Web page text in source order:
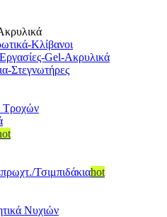
Κλίβανοι
Εργασίες-Gel-Ακρυλικά
Στεγνωτήρες
Τροχών
Τσιμπιδάκιαhot
Νυχιών